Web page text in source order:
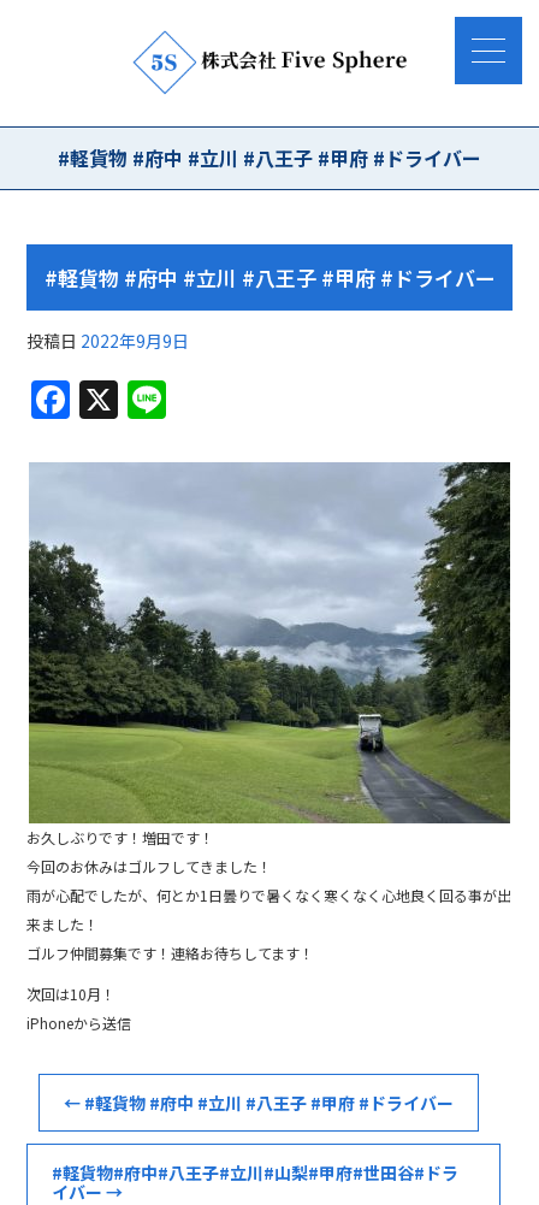
#軽貨物 #府中 #立川 #八王子 #甲府 #ドライバー
#軽貨物 #府中 #立川 #八王子 #甲府 #ドライバー
投稿日 2022年9月9日
F
a
c
b
o
o
k
X
e
お久しぶりです！増田です！
今回のお休みはゴルフしてきました！
雨が心配でしたが、何とか1日曇りで暑くなく寒くなく心地良く回る事が出
来ました！
ゴルフ仲間募集です！連絡お待ちしてます！
次回は10月！
iPhoneから送信
← #軽貨物 #府中 #立川 #八王子 #甲府 #ドライバー
#軽貨物#府中#八王子#立川#山梨#甲府#世田谷#ドラ
イバー→